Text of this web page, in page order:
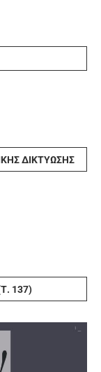
ΔΙΚΤΎΩΣΗΣ
137)